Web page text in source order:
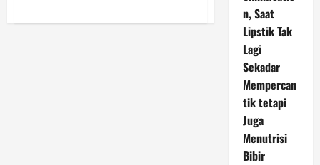
Hasil
n, Saat
Lipstik Tak
Lagi
Sekadar
Mempercan
tik tetapi
Juga
Menutrisi
Bibir